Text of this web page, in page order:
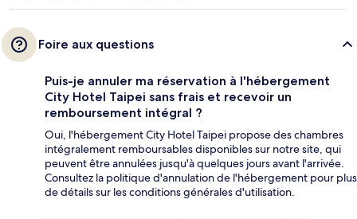
Foire aux questions
Puis-je annuler ma réservation à l'hébergement
City Hotel Taipei sans frais et recevoir un
remboursement intégral ?
Oui, l'hébergement City Hotel Taipei propose des chambres
intégralement remboursables disponibles sur notre site, qui
peuvent être annulées jusqu'à quelques jours avant l'arrivée.
Consultez la politique d'annulation de l'hébergement pour plus
de détails sur les conditions générales d'utilisation.